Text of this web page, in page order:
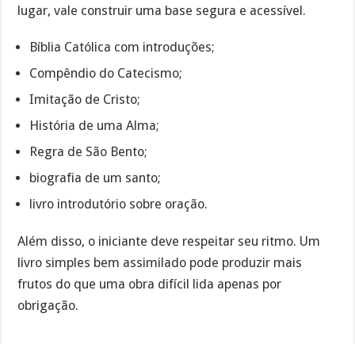
lugar, vale construir uma base segura e acessível.
Bíblia Católica com introduções;
Compêndio do Catecismo;
Imitação de Cristo;
História de uma Alma;
Regra de São Bento;
biografia de um santo;
livro introdutório sobre oração.
Além disso, o iniciante deve respeitar seu ritmo. Um
livro simples bem assimilado pode produzir mais
frutos do que uma obra difícil lida apenas por
obrigação.